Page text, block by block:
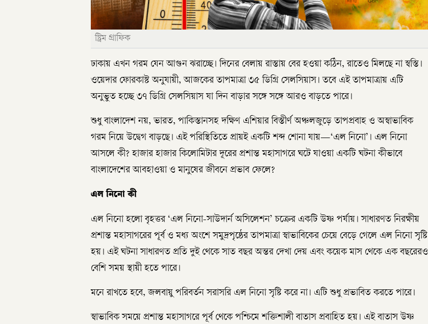
স্ট্রিম গ্রাফিক
ঢাকায় এখন গরম যেন আগুন ঝরাচ্ছে। দিনের বেলায় রাস্তায় বের হওয়া কঠিন, রাতেও মিলছে না স্বস্তি।
ওয়েদার ফোরকাস্ট অনুযায়ী, আজকের তাপমাত্রা ৩৫ ডিগ্রি সেলসিয়াস। তবে এই তাপমাত্রায় এটি
অনুভুত হচ্ছে ৩৭ ডিগ্রি সেলসিয়াস যা দিন বাড়ার সঙ্গে সঙ্গে আরও বাড়তে পারে।
শুধু বাংলাদেশ নয়, ভারত, পাকিস্তানসহ দক্ষিণ এশিয়ার বিস্তীর্ণ অঞ্চলজুড়ে তাপপ্রবাহ ও অস্বাভাবিক
গরম নিয়ে উদ্বেগ বাড়ছে। এই পরিস্থিতিতে প্রায়ই একটি শব্দ শোনা যায়—‘এল নিনো’। এল নিনো
আসলে কী? হাজার হাজার কিলোমিটার দূরের প্রশান্ত মহাসাগরে ঘটে যাওয়া একটি ঘটনা কীভাবে
বাংলাদেশের আবহাওয়া ও মানুষের জীবনে প্রভাব ফেলে?
এল নিনো কী
এল নিনো হলো বৃহত্তর ‘এল নিনো-সাউদার্ন অসিলেশন’ চক্রের একটি উষ্ণ পর্যায়। সাধারণত নিরক্ষীয়
প্রশান্ত মহাসাগরের পূর্ব ও মধ্য অংশে সমুদ্রপৃষ্ঠের তাপমাত্রা স্বাভাবিকের চেয়ে বেড়ে গেলে এল নিনো সৃষ্টি
হয়। এই ঘটনা সাধারণত প্রতি দুই থেকে সাত বছর অন্তর দেখা দেয় এবং কয়েক মাস থেকে এক বছরেরও
বেশি সময় স্থায়ী হতে পারে।
মনে রাখতে হবে, জলবায়ু পরিবর্তন সরাসরি এল নিনো সৃষ্টি করে না। এটি শুধু প্রভাবিত করতে পারে।
স্বাভাবিক সময়ে প্রশান্ত মহাসাগরে পূর্ব থেকে পশ্চিমে শক্তিশালী বাতাস প্রবাহিত হয়। এই বাতাস উষ্ণ